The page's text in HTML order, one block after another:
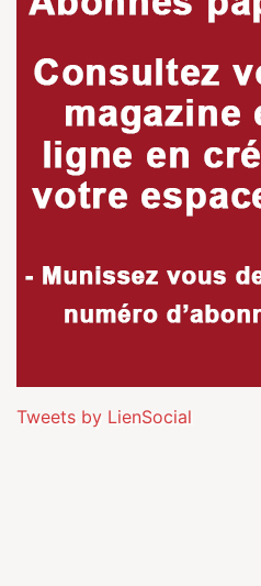
Tweets by LienSocial